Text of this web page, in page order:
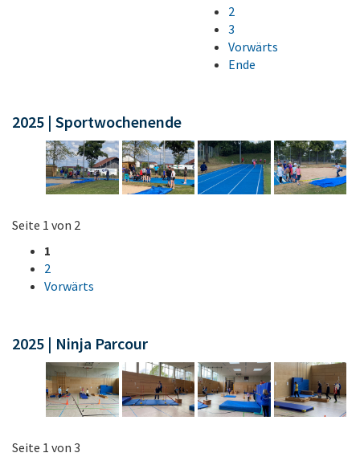
2
3
Vorwärts
Ende
2025 | Sportwochenende
Seite 1 von 2
1
2
Vorwärts
2025 | Ninja Parcour
Seite 1 von 3